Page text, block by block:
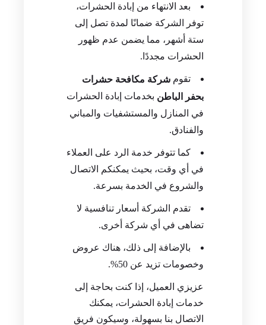
بعد الانتهاء من إبادة الحشرات،
توفر الشركة ضمانًا لمدة تصل إلى
ستة أشهر، مما يضمن عدم ظهور
الحشرات مجددًا.
تقوم شركة مكافحة حشرات
بحفر الباطن بخدمات إبادة الحشرات
في المنازل والمستشفيات والمباني
والفنادق.
كما تتوفر خدمة الرد على العملاء
في أي وقت، بحيث يمكنكم الاتصال
والشروع في الخدمة بسرعة.
تقدم الشركة أسعار تنافسية لا
تضاهى في أي شركة أخرى.
بالإضافة إلى ذلك، هناك عروض
وخصومات تزيد عن 50%.
عزيزي العميل، إذا كنت بحاجة إلى
خدمات إبادة الحشرات، يمكنك
الاتصال بنا بسهولة، وسيكون فريق